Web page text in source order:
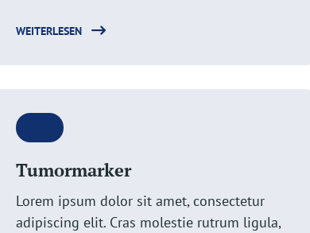
WEITERLESEN
Tumormarker
Lorem ipsum dolor sit amet, consectetur
adipiscing elit. Cras molestie rutrum ligula,